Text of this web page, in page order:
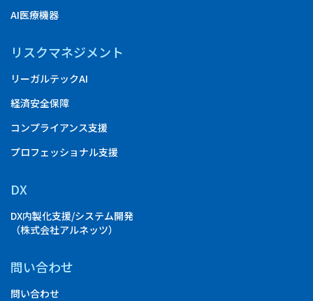
AI医療機器
リスクマネジメント
リーガルテックAI
経済安全保障
コンプライアンス支援
プロフェッショナル支援
DX
DX内製化支援/システム開発
（株式会社アルネッツ）
問い合わせ
問い合わせ